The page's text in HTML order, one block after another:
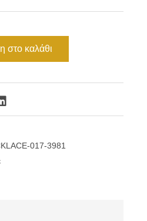
στο καλάθι
LinkedIn
017-3981